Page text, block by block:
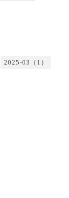
2025-03（1）